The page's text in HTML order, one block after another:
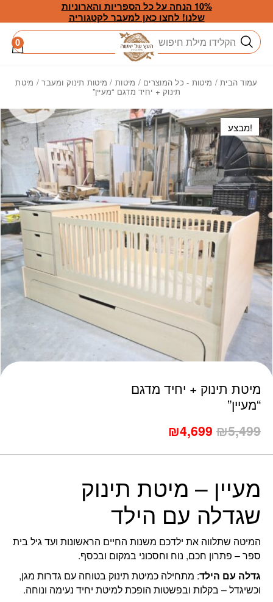
Skip to Content
10% הנחה על כל הספריות והארוניות
שלנו! לחצו כאן למעבר לקטגוריה
חיפוש 0
עמוד הבית/ מיטות - כל המוצרים / מיטות / מיטות תינוק ומעבר/ מיטת
תינוק + יחיד מדגם “מעיין”
מיטת תינוק + יחיד מדגם
“מעיין”
₪5,499
המחיר
המקורי
היה:
₪4,699
המחיר
הוא:
מעיין – מיטת תינוק
שגדלה עם הילד
המיטה שתלווה את ילדכם משנות החיים הראשונות ועד גיל בית
ספר – פתרון חכם, נוח וחסכוני במקום ובכסף.
גדלה עם הילד: מתחילה כמיטת תינוק בטוחה עם גדרות מגן,
וכשיגדל – בקלות ובפשטות הופכת למיטת יחיד נעימה ונוחה.
כמות מיטת תינוק + יחיד מדגם "מעיין"
מבצע!